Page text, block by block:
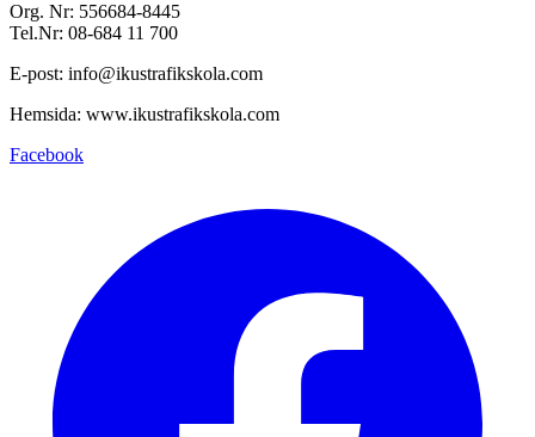
Org. Nr: 556684-8445
Tel.Nr: 08-684 11 700
E-post: info@ikustrafikskola.com
Hemsida: www.ikustrafikskola.com
Facebook